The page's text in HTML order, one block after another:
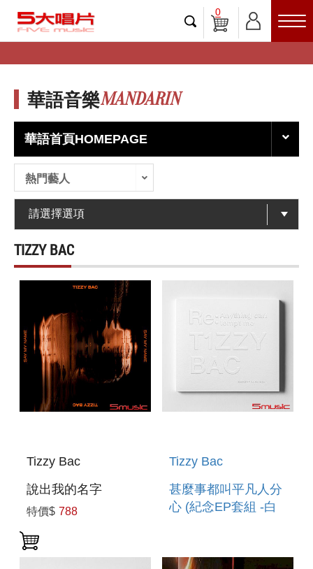
0
華語音樂MANDARIN
華語首頁HOMEPAGE
熱門藝人
TIZZY BAC
Tizzy Bac
說出我的名字
特價$ 788
Tizzy Bac
甚麼事都叫平凡人分
心 (紀念EP套組 -白